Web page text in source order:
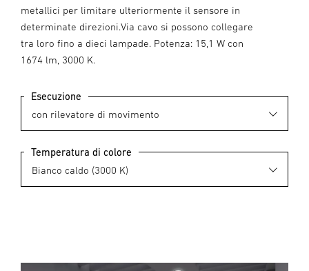
metallici per limitare ulteriormente il sensore in
determinate direzioni.Via cavo si possono collegare
tra loro fino a dieci lampade. Potenza: 15,1 W con
1674 lm, 3000 K.
Esecuzione
Temperatura di colore